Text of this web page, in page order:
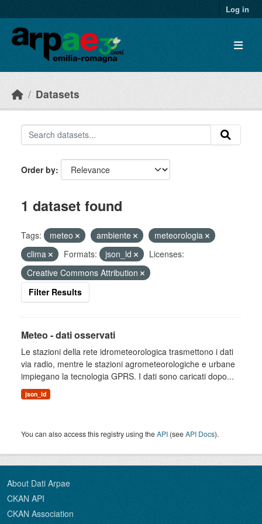
Log in
Datasets
Order by
1 dataset found
Tags: meteo ambiente
meteorologia
clima
Formats: json_ld
Licenses:
Creative Commons Attribution
Filter Results
Meteo - dati osservati
Le stazioni della rete idrometeorologica trasmettono i dati
via radio, mentre le stazioni agrometeorologiche e urbane
impiegano la tecnologia GPRS. I dati sono caricati dopo...
json_ld
You can also access this registry using theAPI (seeAPI Docs).
About Dati Arpae
CKAN API
CKAN Association